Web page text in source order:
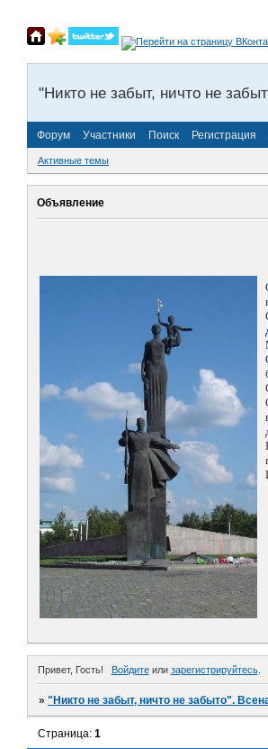
"Никто не забыт, ничто не
Форум Участники Поиск Регистрация
Активные темы
Объявление
Привет, Гость! Войдитеили зарегистрируйтесь.
»"Никто не забыт, ничто не забыто".
Страница:1